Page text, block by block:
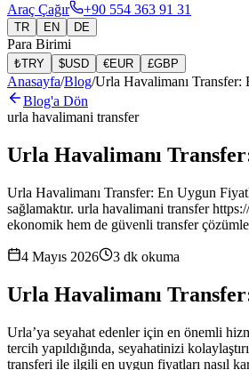
Araç Çağır
+90 554 363 91 31
TR EN DE
Para Birimi
₺TRY $USD €EUR £GBP
Anasayfa/Blog/Urla Havalimanı
Blog'a Dön
urla havalimani transfer
Urla Havalimanı
Urla Havalimanı Transfer: En Uygun
sağlamaktır. urla havalimani transfer
ekonomik hem de güvenli transfer
4 Mayıs 2026 3 dk okuma
Urla Havalimanı
Urla’ya seyahat edenler için en önemli
tercih yapıldığında, seyahatinizi
transferi ile ilgili en uygun fiyatları nasıl